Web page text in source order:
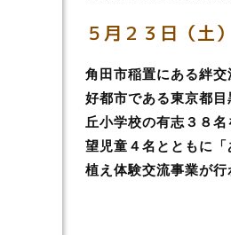
５月２３日（土）
角田市稲置にある絆
好都市である東京都
丘小学校の有志３８
望児童４名とともに
植え体験交流事業が行